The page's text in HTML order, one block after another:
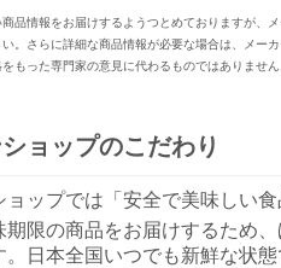
品情報をお届けするようつとめておりますが
。さらに詳細な商品情報が必要な場合は、メ
もった専門家の意見に代わるものではありませ
ョップのこだわり
ョップでは「安全で美味しい
期限の商品をお届けするため
日本全国いつでも新鮮な状態